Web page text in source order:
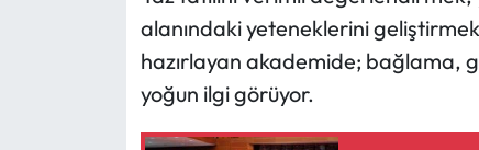
alanındaki yeteneklerini
hazırlayan akademide; bağlama,
yoğun ilgi görüyor.
Mecitözü Haberleri
Oğuzlar Haberleri